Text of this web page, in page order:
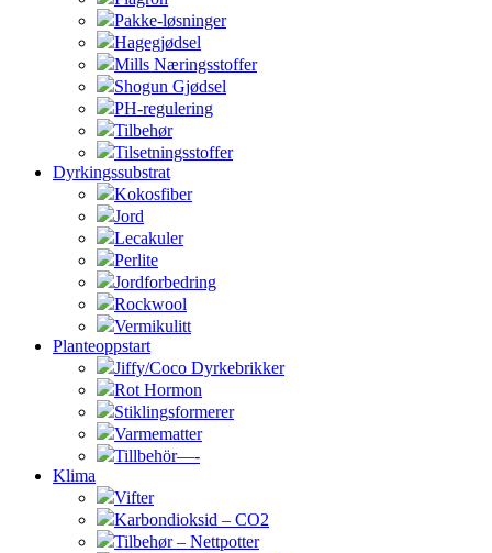
Pakke-løsninger
Hagegjødsel
Mills Næringsstoffer
Shogun Gjødsel
PH-regulering
Tilbehør
Tilsetningsstoffer
Dyrkingssubstrat
Kokosfiber
Jord
Lecakuler
Perlite
Jordforbedring
Rockwool
Vermikulitt
Planteoppstart
Jiffy/Coco Dyrkebrikker
Rot Hormon
Stiklingsformerer
Varmematter
Tillbehör—-
Klima
Vifter
Karbondioksid – CO2
Tilbehør – Nettpotter